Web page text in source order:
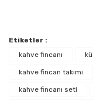
Etiketler :
kahve fincanı
kahve fincan takımı
kahve fincanı seti